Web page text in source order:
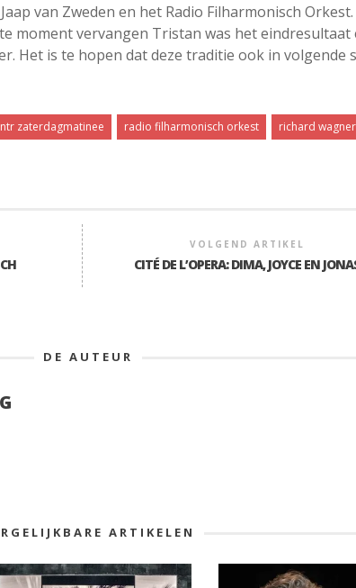
van Zweden en het Radio Filharmonisch
moment vervangen Tristan was het eindresultaat
Het is te hopen dat deze traditie ook in volgende
ntr zaterdagmatinee radio filharmonisch orkest
richard wagner
VOLGEND ARTIKEL
CITÉ DE L’OPERA: DIMA, JOYCE EN
DE AUTEUR
ARTIKELEN